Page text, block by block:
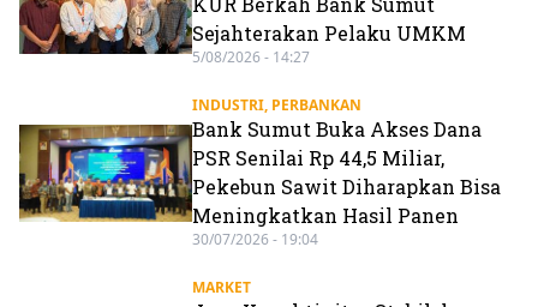
Sejahterakan Pelaku UMKM
5/08/2026 - 14:27
INDUSTRI, PERBANKAN
Bank Sumut Buka Akses Dana
PSR Senilai Rp 44,5 Miliar,
Pekebun Sawit Diharapkan Bisa
Meningkatkan Hasil Panen
30/07/2026 - 19:04
MARKET